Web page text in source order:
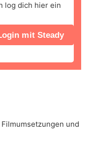
log dich hier ein
mit Steady
und